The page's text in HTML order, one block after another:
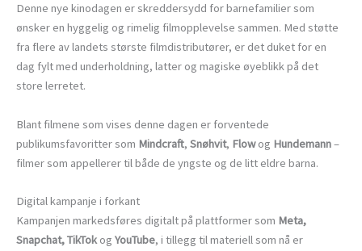
Denne nye kinodagen er skreddersydd for barnefamilier som
ønsker en hyggelig og rimelig filmopplevelse sammen. Med støtte
fra flere av landets største filmdistributører, er det duket for en
dag fylt med underholdning, latter og magiske øyeblikk på det
store lerretet.
Blant filmene som vises denne dagen er forventede
publikumsfavoritter som Mindcraft, Snøhvit, Flowog Hundemann–
filmer som appellerer til både de yngste og de litt eldre barna.
Digital kampanje i forkant
Kampanjen markedsføres digitalt på plattformer som Meta,
Snapchat, TikTokog YouTube, i tillegg til materiell som nå er